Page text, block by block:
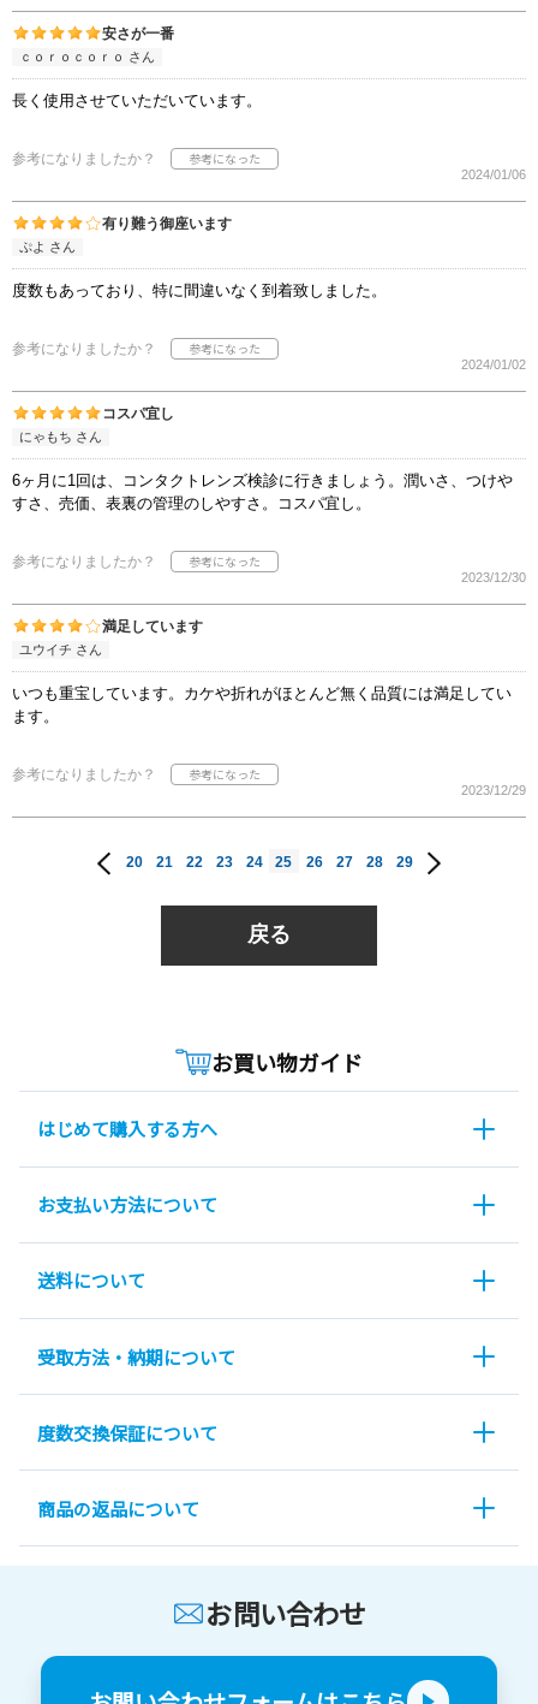
安さが一番
ｃｏｒｏｃｏｒｏ さん
長く使用させていただいています。
参考になりましたか？
2024/01/06
有り難う御座います
ぷよ さん
度数もあっており、特に間違いなく到着致しました。
参考になりましたか？
2024/01/02
コスパ宜し
にゃもち さん
6ヶ月に1回は、コンタクトレンズ検診に行きましょう。潤いさ、つけや
すさ、売価、表裏の管理のしやすさ。コスパ宜し。
参考になりましたか？
2023/12/30
満足しています
ユウイチ さん
いつも重宝しています。カケや折れがほとんど無く品質には満足してい
ます。
参考になりましたか？
2023/12/29
20 21 22 23 24 25 26 27 28 29
戻る
お買い物ガイド
はじめて購入する方へ
お支払い方法について
送料について
受取方法・納期について
度数交換保証について
商品の返品について
お問い合わせ